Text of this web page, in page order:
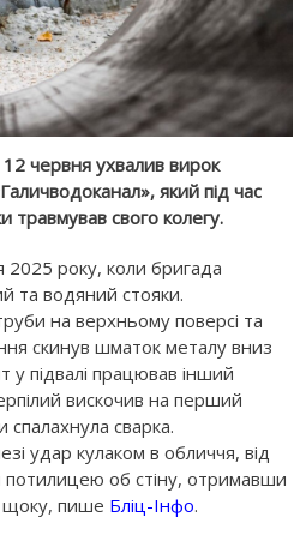
червня ухвалив вирок
який під час
травмував свого колегу.
2025 року, коли бригада
та водяний стояки.
на верхньому поверсі та
скинув шматок металу вниз
підвалі працював інший
вискочив на перший
спалахнула сварка.
удар кулаком в обличчя, від
потилицею об стіну, отримавши
щоку, пише Бліц-Інфо.